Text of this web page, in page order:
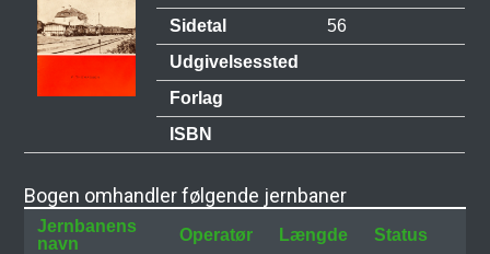
Sidetal
56
Udgivelsessted
Forlag
ISBN
Bogen omhandler følgende jernbaner
Jernbanens
navn
Operatør Længde Status